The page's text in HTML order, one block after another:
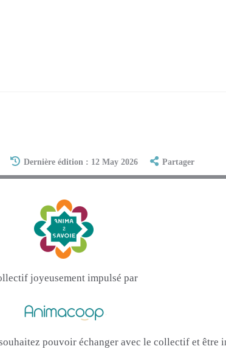
Dernière édition : 12 May 2026 Partager
joyeusement impulsé par
pouvoir échanger avec le collectif et être